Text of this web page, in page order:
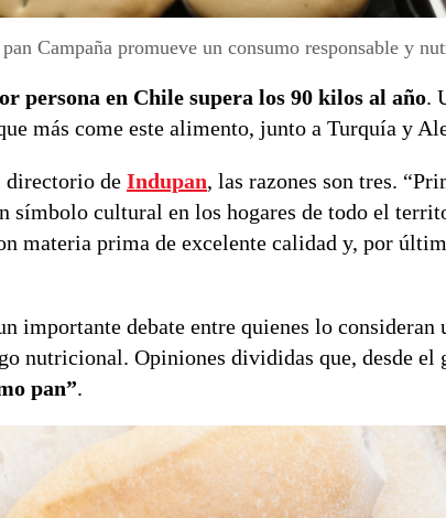
Campaña promueve un consumo responsable y
persona en Chile supera los 90 kilos al año.
más come este alimento, junto a Turquía y
directorio de Indupan, las razones son tres.
símbolo cultural en los hogares de todo el
materia prima de excelente calidad y, por
importante debate entre quienes lo
nutricional. Opiniones divididas que, desde el
pan”.